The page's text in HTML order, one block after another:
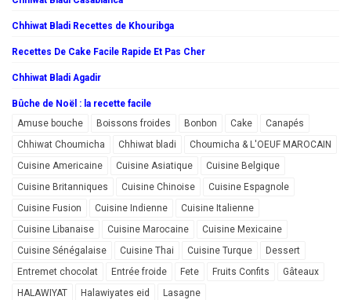
Chhiwat Bladi Recettes de Khouribga
Recettes De Cake Facile Rapide Et Pas Cher
Chhiwat Bladi Agadir
Bûche de Noël : la recette facile
Amuse bouche
Boissons froides Bonbon Cake
Canapés
Chhiwat Choumicha
Chhiwat bladi
Choumicha & L'OEUF MAROCAIN
Cuisine Americaine
Cuisine Asiatique
Cuisine Belgique
Cuisine Britanniques
Cuisine Chinoise
Cuisine Espagnole
Cuisine Fusion
Cuisine Indienne
Cuisine Italienne
Cuisine Libanaise
Cuisine Marocaine
Cuisine Mexicaine
Cuisine Sénégalaise
Cuisine Thai Cuisine Turque
Dessert
Entremet chocolat
Entrée froide Fete Fruits Confits
Gâteaux
HALAWIYAT
Halawiyates eid
Lasagne